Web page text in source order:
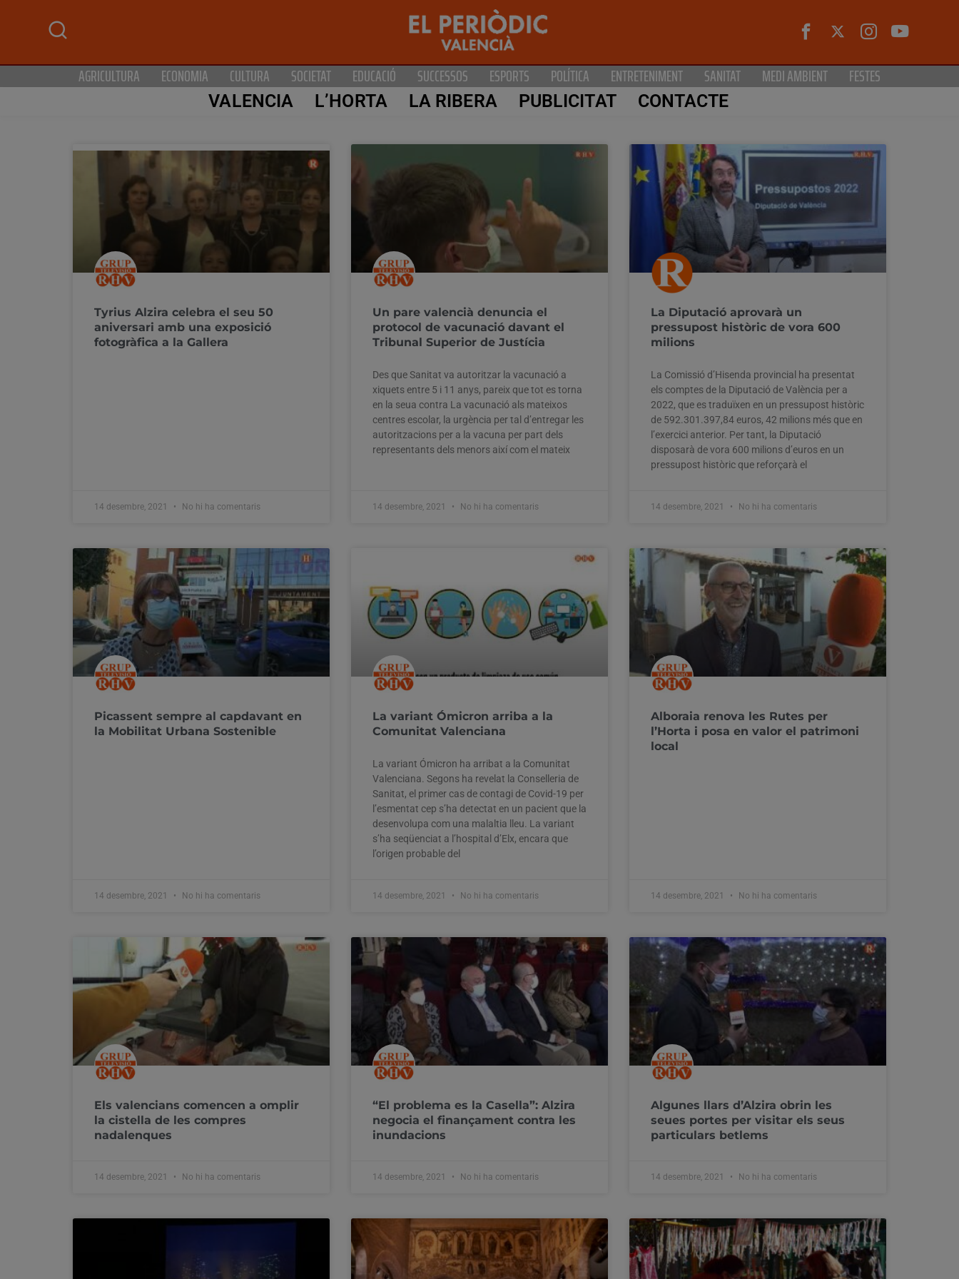
AGRICULTURA ECONOMIA CULTURA SOCIETAT EDUCACIÓ SUCCESSOS ESPORTS POLÍTICA ENTRETENIMENT SANITAT MEDI AMBIENT FESTES
VALENCIA L’HORTA LA RIBERA PUBLICITAT CONTACTE
Tyrius Alzira celebra el seu 50
aniversari amb una exposició
fotogràfica a la Gallera
14 desembre, 2021 No hi ha comentaris
Un pare valencià denuncia el
protocol de vacunació davant el
Tribunal Superior de Justícia
Des que Sanitat va autoritzar la vacunació a
xiquets entre 5 i 11 anys, pareix que tot es torna
en la seua contra La vacunació als mateixos
centres escolar, la urgència per tal d’entregar les
autoritzacions per a la vacuna per part dels
representants dels menors així com el mateix
14 desembre, 2021 No hi ha comentaris
La Diputació aprovarà un
pressupost històric de vora 600
milions
La Comissió d’Hisenda provincial ha presentat
els comptes de la Diputació de València per a
2022, que es traduïxen en un pressupost històric
de 592.301.397,84 euros, 42 milions més que en
l’exercici anterior. Per tant, la Diputació
disposarà de vora 600 milions d’euros en un
pressupost històric que reforçarà el
14 desembre, 2021 No hi ha comentaris
Picassent sempre al capdavant en
la Mobilitat Urbana Sostenible
14 desembre, 2021 No hi ha comentaris
La variant Ómicron arriba a la
Comunitat Valenciana
La variant Ómicron ha arribat a la Comunitat
Valenciana. Segons ha revelat la Conselleria de
Sanitat, el primer cas de contagi de Covid-19 per
l’esmentat cep s’ha detectat en un pacient que la
desenvolupa com una malaltia lleu. La variant
s’ha seqüenciat a l’hospital d’Elx, encara que
l’origen probable del
14 desembre, 2021 No hi ha comentaris
Alboraia renova les Rutes per
l’Horta i posa en valor el patrimoni
local
14 desembre, 2021 No hi ha comentaris
Els valencians comencen a omplir
la cistella de les compres
nadalenques
14 desembre, 2021 No hi ha comentaris
“El problema es la Casella”: Alzira
negocia el finançament contra les
inundacions
14 desembre, 2021 No hi ha comentaris
Algunes llars d’Alzira obrin les
seues portes per visitar els seus
particulars betlems
14 desembre, 2021 No hi ha comentaris